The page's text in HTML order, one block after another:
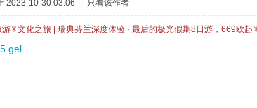
2023-10-30 03:06 只看该作者
游✳文化之旅 | 瑞典芬兰深度体验 · 最后的极光假期8日游，669欧
gel